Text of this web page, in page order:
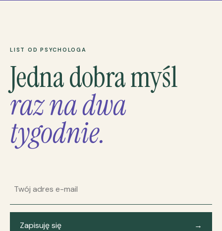
LIST OD PSYCHOLOGA
Jedna dobra myśl
raz na dwa
tygodnie.
Zapisuję się →